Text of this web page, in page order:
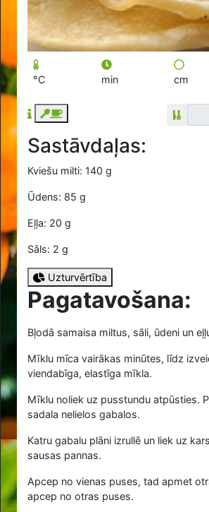
°C min cm
Sastāvdaļas:
Kviešu milti: 140 g
Ūdens: 85 g
Eļļa: 20 g
Sāls: 2 g
Uzturvērtība
Pagatavošana:
Bļodā samaisa miltus, sāli, ūdeni un
Mīklu mīca vairākas minūtes, līdz
viendabīga, elastīga mīkla.
Mīklu noliek uz pusstundu atpūsties.
sadala nelielos gabalos.
Katru gabalu plāni izrullē un liek uz
sausas pannas.
Apcep no vienas puses, tad apmet
apcep no otras puses.